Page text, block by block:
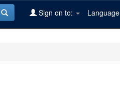
Language
Sign on to: